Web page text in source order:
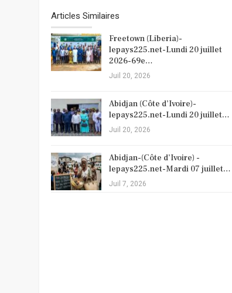
Articles Similaires
Freetown (Liberia)-
lepays225.net-Lundi 20 juillet
2026-69e…
Juil 20, 2026
Abidjan (Côte d’Ivoire)-
lepays225.net-Lundi 20 juillet…
Juil 20, 2026
Abidjan-(Côte d’Ivoire) -
lepays225.net-Mardi 07 juillet…
Juil 7, 2026